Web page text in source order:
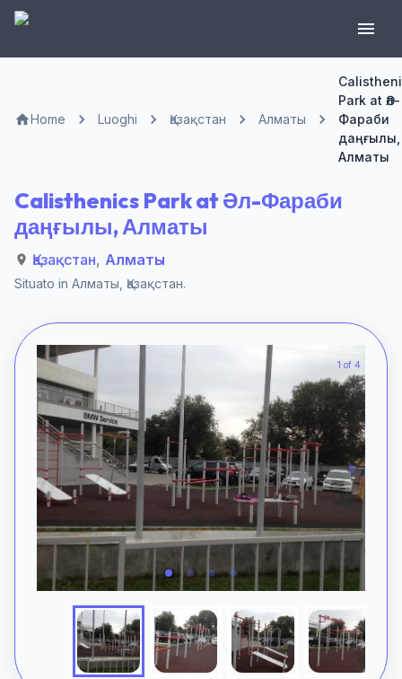
Home Luoghi Қазақстан Алматы
Park at Әл-
Фараби
даңғылы,
Алматы
Calisthenics Park at Әл-Фараби
даңғылы, Алматы
Қазақстан, Алматы
Situato in Алматы Қазақстан.
1 of 4